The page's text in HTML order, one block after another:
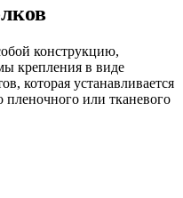
конструкцию,
крепления в виде
которая устанавливается
пленочного или тканевого